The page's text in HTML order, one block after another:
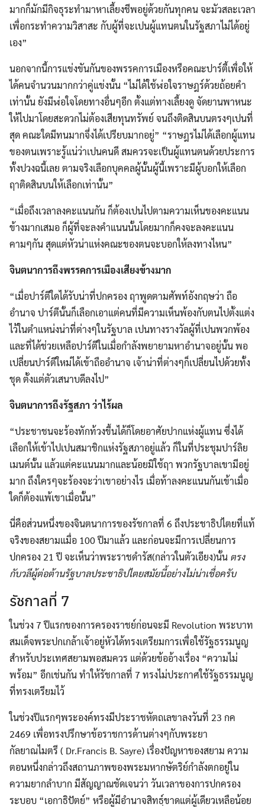
Search
มากก็มักมีกิจธุระทำมาหาเลี้ยงชีพอยู่ด้วยกันทุกคน จะมัวสละเวลา
เพื่อกระทำความวิสาสะ กับผู้ที่จะเปนผู้แทนตนในรัฐสภาไม่ได้อยู่
เอง”
นอกจากนี้การแข่งขันกันของพรรคการเมืองหรือคณะปาร์ตี้เพื่อให้
ได้คนจำนวนมากกว่าคู่แข่งนั้น “ไม่ได้ใช้ฬ่อใจราษฎร์ด้วยถ้อยคำ
เท่านั้น ยังมีฬ่อใจโดยทางอื่นๆอีก ตั้งแต่ทางเลี้ยงดู จัดยานพาหนะ
ให้ไปมาโดยสะดวกไม่ต้องเสียทุนทรัพย์ จนถึงติดสินบนตรงๆเปนที่
สุด คณะใดมีทนมากจึ่งได้เปรียบมากอยู่” “ราษฎรไม่ได้เลือกผู้แทน
ของตนเพราะรู้แน่ว่าเปนคนดี สมควรจะเป็นผู้แทนตนด้วยประการ
ทั้งปวงฉนี้เลย ตามจริงเลือกบุคคลผู้นั้นผู้นี้เพราะมีผู้บอกให้เลือก
ฤาติดสินบนให้เลือกเท่านั้น”
“เมื่อถึงเวลาลงคะแนนกัน ก็ต้องเปนไปตามความเห็นของคะแนน
ข้างมากเสมอ ก็ผู้ที่จะลงคำแนนนั้นโดยมากก็คงจะลงคะแนน
คามๆกัน สุดแต่หัวน่าแห่งคณะของตนจะบอกให้ลงทางไหน”
จินตนาการถึงพรรคการเมืองเสียงข้างมาก
“เมื่อปาร์ตีใดได้รับน่าที่ปกครอง ฤาพูดตามศัพท์อังกฤษว่า ถือ
อำนาจ ปาร์ตีนั้นก็เลือกเอาแต่คนที่มีความเห็นพ้องกับตนไปตั้งแต่ง
ไว้ในตำแหน่งน่าที่ต่างๆในรัฐบาล เปนทางรางวัลผู้ที่เปนพวกพ้อง
และที่ได้ช่วยเหลือปาร์ตีในเมื่อกำลังพยายามหาอำนาจอยู่นั้น พอ
เปลี่ยนปาร์ตีใหม่ได้เข้าถืออำนาจ เจ้าน่าที่ต่างๆก็เปลี่ยนไปด้วยทั้ง
ชุด ตั้งแต่ตัวเสนาบดีลงไป”
จินตนาการถึงรัฐสภา ว่าไร้ผล
“ประชาชนจะร้องทักท้วงขี้นได้ก็โดยอาศัยปากแห่งผู้แทน ซึ่งได้
เลือกให้เข้าไปเปนสมาชิกแห่งรัฐสภาอยู่แล้ว ก็ในที่ประชุมปาร์ลิย
เมนต์นั้น แล้วแต่คะแนนมากและน้อยมิใช้ฤา พวกรัฐบาลเขามีอยู่
มาก ถึงใครๆจะร้องจะว่าเขาอย่างไร เมื่อท้าลงคะแนนกันเข้าเมื่อ
ใดก็ต้องแพ้เขาเมื่อนั้น”
นี่คือส่วนหนึ่งของจินตนาการของรัชกาลที่ 6 ถึงประชาธิปไตยที่แท้
จริงของสยามแมื่อ 100 ปีมาแล้ว และก่อนจะมีการเปลี่ยนการ
ปกครอง 21 ปี จะเห็นว่าพระราชดำรัส(กล่าวในตัวเอียง)นั้น ตรง
กับวลีผู้ต่อต้านรัฐบาลประชาธิปไตยสมัยนี้อย่างไม่น่าเชื่อครับ
รัชกาลที่ 7
ในช่วง 7 ปีแรกของการครองราชย์ก่อนจะมี Revolution พระบาท
สมเด็จพระปกเกล้าเจ้าอยู่หัวได้ทรงเตรียมการเพื่อใช้รัฐธรรมนูญ
สำหรับประเทศสยามพอสมควร แต่ด้วยข้ออ้างเรื่อง “ความไม่
พร้อม” อีกเช่นกัน ทำให้รัชกาลที่ 7 ทรงไม่ประกาศใช้รัฐธรรมนูญ
ที่ทรงเตรียมไว้
ในช่วงปีแรกๆพระองค์ทรงมีประราชหัตถเลขาลงวันที่ 23 กค
2469 เพื่อทรงปรึกษาข้อราชการด้านต่างๆกับพระยา
กัลยาณไมตรี ( Dr.Francis B. Sayre) เรื่องปัญหาของสยาม ความ
ตอนหนึ่งกล่าวถึงสถานภาพของพระมหากษัตริย์กำลังตกอยู่ใน
ความยากลำบาก มีสัญญาณชัดเจนว่า วันเวลาของการปกครอง
ระบอบ “เอกาธิปัตย์” หรือผู้มีอำนาจสิทธฺ์ขาดแต่ผู้เดียวเหลือน้อย